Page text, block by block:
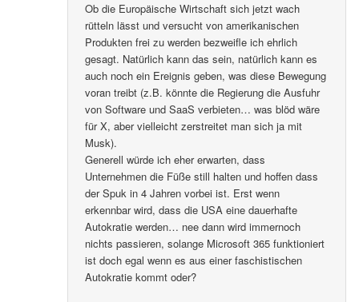
Ob die Europäische Wirtschaft sich jetzt wach
rütteln lässt und versucht von amerikanischen
Produkten frei zu werden bezweifle ich ehrlich
gesagt. Natürlich kann das sein, natürlich kann es
auch noch ein Ereignis geben, was diese Bewegung
voran treibt (z.B. könnte die Regierung die Ausfuhr
von Software und SaaS verbieten… was blöd wäre
für X, aber vielleicht zerstreitet man sich ja mit
Musk).
Generell würde ich eher erwarten, dass
Unternehmen die Füße still halten und hoffen dass
der Spuk in 4 Jahren vorbei ist. Erst wenn
erkennbar wird, dass die USA eine dauerhafte
Autokratie werden… nee dann wird immernoch
nichts passieren, solange Microsoft 365 funktioniert
ist doch egal wenn es aus einer faschistischen
Autokratie kommt oder?